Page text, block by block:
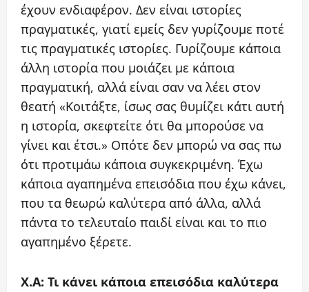
έχουν ενδιαφέρον. Δεν είναι ιστορίες
πραγματικές, γιατί εμείς δεν γυρίζουμε ποτέ
τις πραγματικές ιστορίες. Γυρίζουμε κάποια
άλλη ιστορία που μοιάζει με κάποια
πραγματική, αλλά είναι σαν να λέει στον
θεατή «Κοιτάξτε, ίσως σας θυμίζει κάτι αυτή
η ιστορία, σκεφτείτε ότι θα μπορούσε να
γίνει και έτσι.» Οπότε δεν μπορώ να σας πω
ότι προτιμάω κάποια συγκεκριμένη. Έχω
κάποια αγαπημένα επεισόδια που έχω κάνει,
που τα θεωρώ καλύτερα από άλλα, αλλά
πάντα το τελευταίο παιδί είναι και το πιο
αγαπημένο ξέρετε.
X.A: Τι κάνει κάποια επεισόδια καλύτερα